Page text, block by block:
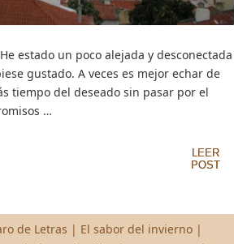
estado un poco alejada y desconectada
gustado. A veces es mejor echar de
tiempo del deseado sin pasar por el
…
LEER
POST
LEER
POST
de Letras | El sabor del invierno |